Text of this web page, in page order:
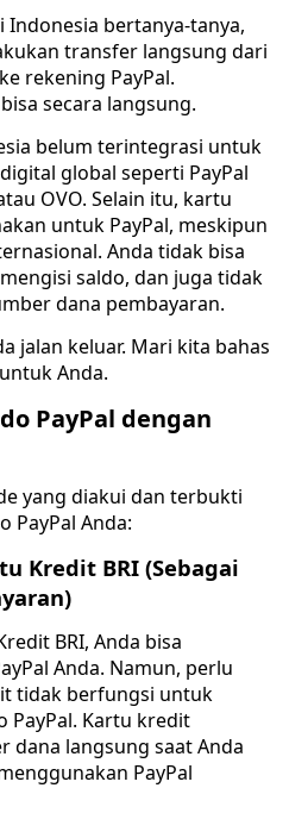
Indonesia bertanya-tanya,
transfer langsung dari
rekening PayPal.
secara langsung.
belum terintegrasi untuk
global seperti PayPal
OVO. Selain itu, kartu
untuk PayPal, meskipun
Anda tidak bisa
saldo, dan juga tidak
dana pembayaran.
jalan keluar. Mari kita bahas
Anda.
PayPal dengan
yang diakui dan terbukti
PayPal Anda:
Kredit BRI (Sebagai
BRI, Anda bisa
Anda. Namun, perlu
tidak berfungsi untuk
PayPal. Kartu kredit
dana langsung saat Anda
PayPal